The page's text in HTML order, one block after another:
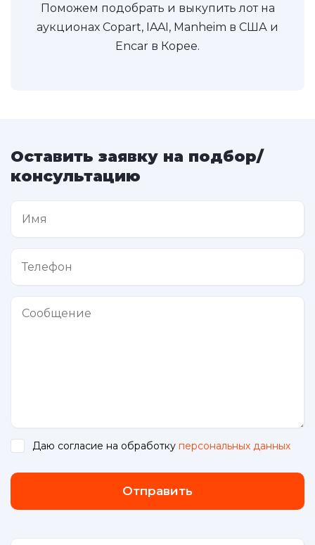
Поможем подобрать и выкупить лот на
аукционах Copart, IAAI, Manheim в США и
Encar в Корее.
Оставить заявку на подбор/
консультацию
Даю согласие на обработку персональных данных
Отправить